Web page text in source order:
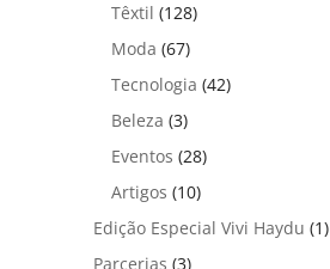
Têxtil (128)
Moda (67)
Tecnologia (42)
Beleza (3)
Eventos (28)
Artigos (10)
Edição Especial Vivi Haydu (1)
Parcerias (3)